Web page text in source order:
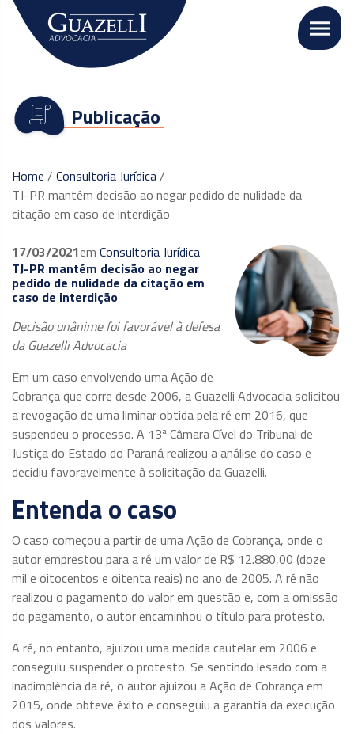
Publicação
Home / Consultoria Jurídica/
TJ-PR mantém decisão ao negar pedido de nulidade da
citação em caso de interdição
17/03/2021em Consultoria Jurídica
TJ-PR mantém decisão ao negar
pedido de nulidade da citação em
caso de interdição
Decisão unânime foi favorável à defesa
da Guazelli Advocacia
Em um caso envolvendo uma Ação de
Cobrança que corre desde 2006, a Guazelli Advocacia solicitou
a revogação de uma liminar obtida pela ré em 2016, que
suspendeu o processo. A 13ª Câmara Cível do Tribunal de
Justiça do Estado do Paraná realizou a análise do caso e
decidiu favoravelmente à solicitação da Guazelli.
Entenda o caso
O caso começou a partir de uma Ação de Cobrança, onde o
autor emprestou para a ré um valor de R$ 12.880,00 (doze
mil e oitocentos e oitenta reais) no ano de 2005. A ré não
realizou o pagamento do valor em questão e, com a omissão
do pagamento, o autor encaminhou o título para protesto.
A ré, no entanto, ajuizou uma medida cautelar em 2006 e
conseguiu suspender o protesto. Se sentindo lesado com a
inadimplência da ré, o autor ajuizou a Ação de Cobrança em
2015, onde obteve êxito e conseguiu a garantia da execução
dos valores.